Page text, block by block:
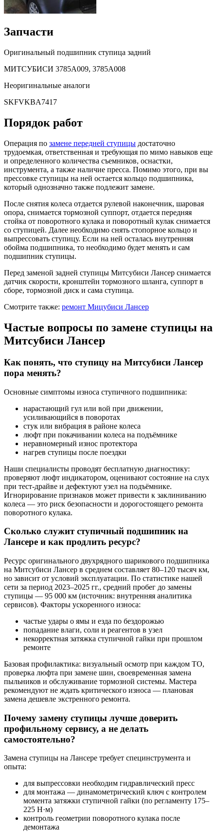
Запчасти
Оригинальный подшипник ступица задний
МИТСУБИСИ 3785A009, 3785A008
Неоригинальные аналоги
SKFVKBA7417
Порядок работ
Операция по замене передней ступицы достаточно
трудоемкая, ответственная и требующая по мимо навыков еще
и определенного количества съемников, оснастки,
инструмента, а также наличие пресса. Помимо этого, при вы
прессовке ступицы на ней остается кольцо подшипника,
который однозначно также подлежит замене.
После снятия колеса отдается рулевой наконечник, шаровая
опора, снимается тормозной суппорт, отдается передняя
стойка от поворотного кулака и поворотный кулак снимается
со ступицей. Далее необходимо снять стопорное кольцо и
выпрессовать ступицу. Если на ней осталась внутренняя
обойма подшипника, то необходимо будет менять и сам
подшипник ступицы.
Перед заменой задней ступицы Митсубиси Лансер снимается
датчик скорости, кронштейн тормозного шланга, суппорт в
сборе, тормозной диск и сама ступица.
Смотрите также: ремонт Мицубиси Лансер
Частые вопросы по замене ступицы на
Митсубиси Лансер
Как понять, что ступицу на Митсубиси Лансер
пора менять?
Основные симптомы износа ступичного подшипника:
нарастающий гул или вой при движении,
усиливающийся в поворотах
стук или вибрация в районе колеса
люфт при покачивании колеса на подъёмнике
неравномерный износ протектора
нагрев ступицы после поездки
Наши специалисты проводят бесплатную диагностику:
проверяют люфт индикатором, оценивают состояние на слух
при тест-драйве и дефектуют узел на подъёмнике.
Игнорирование признаков может привести к заклиниванию
колеса — это риск безопасности и дорогостоящего ремонта
поворотного кулака.
Сколько служит ступичный подшипник на
Лансере и как продлить ресурс?
Ресурс оригинального двухрядного шарикового подшипника
на Митсубиси Лансер в среднем составляет 80–120 тысяч км,
но зависит от условий эксплуатации. По статистике нашей
сети за период 2023–2025 гг., средний пробег до замены
ступицы — 95 000 км (источник: внутренняя аналитика
сервисов). Факторы ускоренного износа:
частые удары о ямы и езда по бездорожью
попадание влаги, соли и реагентов в узел
некорректная затяжка ступичной гайки при прошлом
ремонте
Базовая профилактика: визуальный осмотр при каждом ТО,
проверка люфта при замене шин, своевременная замена
пыльников и обслуживание тормозной системы. Мастера
рекомендуют не ждать критического износа — плановая
замена дешевле экстренного ремонта.
Почему замену ступицы лучше доверить
профильному сервису, а не делать
самостоятельно?
Замена ступицы на Лансере требует специнструмента и
опыта:
для выпрессовки необходим гидравлический пресс
для монтажа — динамометрический ключ с контролем
момента затяжки ступичной гайки (по регламенту 175–
225 Н·м)
контроль геометрии поворотного кулака после
демонтажа